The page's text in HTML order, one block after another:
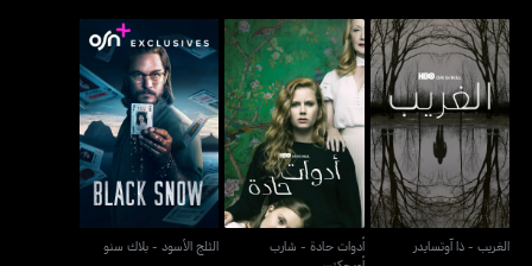
الغريب - ذا آوتسايدر
الغريب - ذا آوتسايدر
أدوات حادة - شارب
أوبجكتس
أدوات حادة - شارب
الثلج الأسود - بلاك سنو
الثلج الأسود - بلاك سنو